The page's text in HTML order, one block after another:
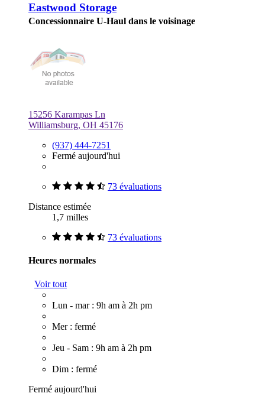
Eastwood Storage
Concessionnaire U-Haul dans le voisinage
15256 Karampas Ln
Williamsburg, OH 45176
(937) 444-7251
Fermé aujourd'hui
73 évaluations
Distance estimée
1,7 milles
73 évaluations
Heures normales
Voir tout
Lun - mar : 9h am à 2h pm
Mer : fermé
Jeu - Sam : 9h am à 2h pm
Dim : fermé
Fermé aujourd'hui